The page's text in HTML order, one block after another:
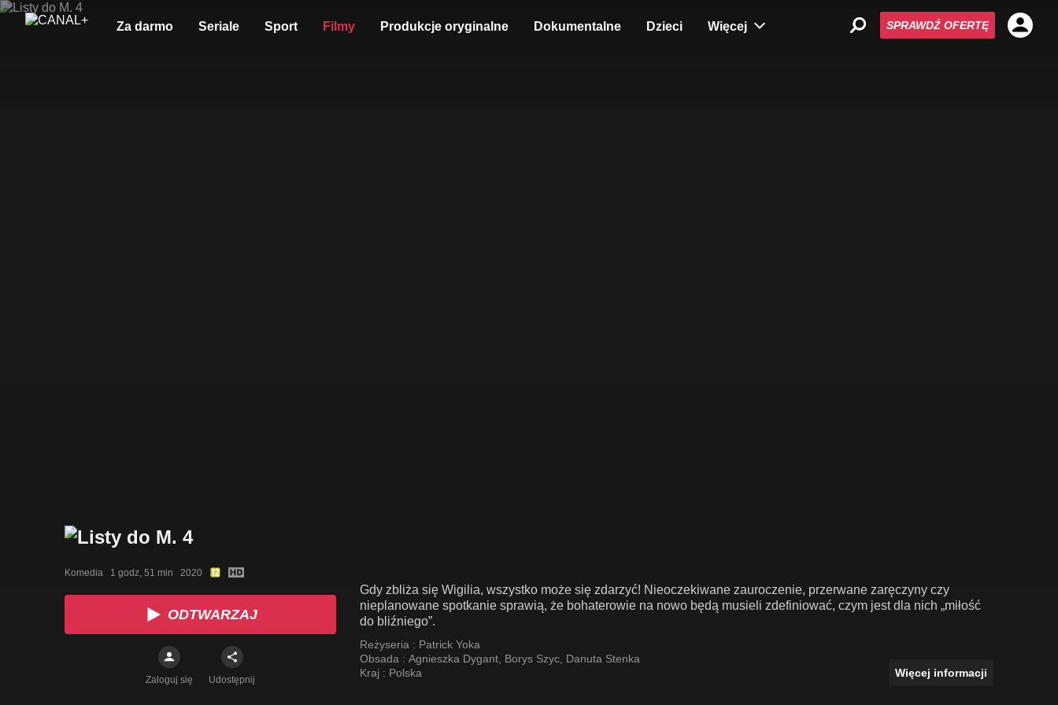
Za darmo Seriale Sport Filmy Produkcje oryginalne Dokumentalne Dzieci Więcej SPRAWDŹ OFERTĘ
Komedia   1 godz, 51 min   2020
ODTWARZAJ
Zaloguj się Udostępnij
Gdy zbliża się Wigilia, wszystko może się zdarzyć! Nieoczekiwane zauroczenie, przerwane zaręczyny czy
nieplanowane spotkanie sprawią, że bohaterowie na nowo będą musieli zdefiniować, czym jest dla nich „miłość
do bliźniego”.
Reżyseria : Patrick Yoka
Obsada : Agnieszka Dygant Borys Szyc Danuta Stenka
Kraj : Polska Więcej informacji